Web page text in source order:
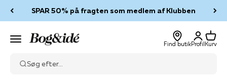
SPAR 50% på fragten som medlem af Klubben
Menu Bog & idé
Find butik
Log ind
Profil
Kurv
Kurv
Søg efter...